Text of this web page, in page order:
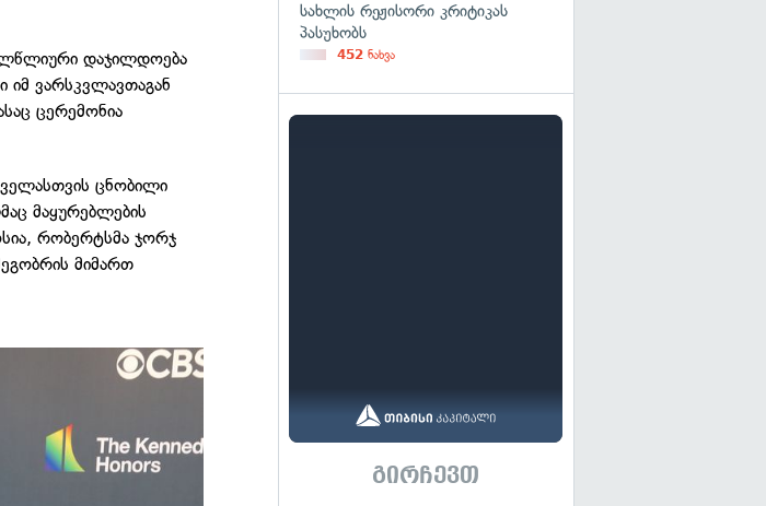
დაჯილდოება
ვარსკვლავთაგან
ცერემონია
ცნობილი
მაყურებლების
რობერტსმა ჯორჯ
მიმართ
სახლის რეჟისორი კრიტიკას
პასუხობს
452 ნახვა
გირჩევთ